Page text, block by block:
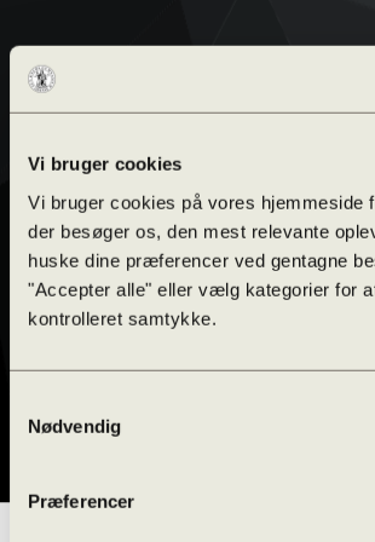
Vi bruger cookies
Vi bruger cookies på vores hjemmeside
der besøger os, den mest relevante
huske dine præferencer ved gentagne
"Accepter alle" eller vælg kategorier for
kontrolleret samtykke.
Nødvendig
Præferencer